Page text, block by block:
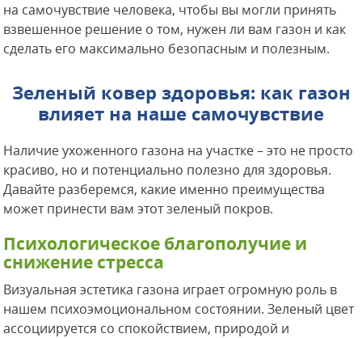
на самочувствие человека, чтобы вы могли принять
взвешенное решение о том, нужен ли вам газон и как
сделать его максимально безопасным и полезным.
Зеленый ковер здоровья: как газон
влияет на наше самочувствие
Наличие ухоженного газона на участке – это не просто
красиво, но и потенциально полезно для здоровья.
Давайте разберемся, какие именно преимущества
может принести вам этот зеленый покров.
Психологическое благополучие и
снижение стресса
Визуальная эстетика газона играет огромную роль в
нашем психоэмоциональном состоянии. Зеленый цвет
ассоциируется со спокойствием, природой и